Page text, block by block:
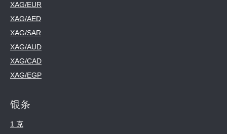
XAG/EUR
XAG/AED
XAG/SAR
XAG/AUD
XAG/CAD
XAG/EGP
银条
1 克